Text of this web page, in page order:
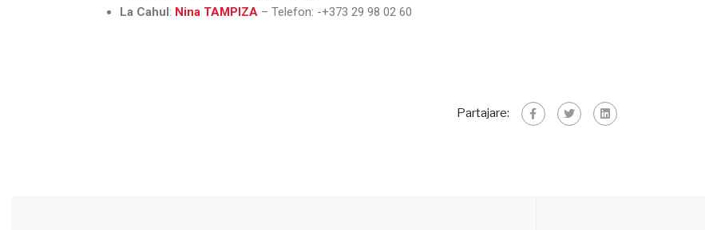
La Cahul: Nina TAMPIZA – Telefon: -+373 29 98 02 60
Partajare: